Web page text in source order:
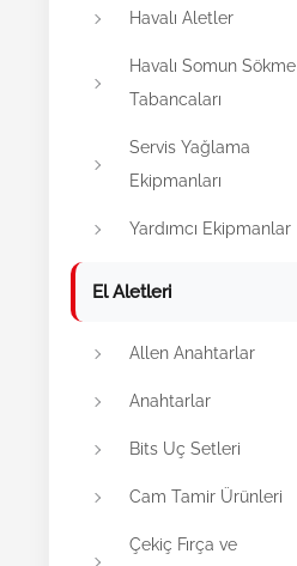
Havalı Aletler
Havalı Somun Sökme
Tabancaları
Servis Yağlama
Ekipmanları
Yardımcı Ekipmanlar
El Aletleri
Allen Anahtarlar
Anahtarlar
Bits Uç Setleri
Cam Tamir Ürünleri
Çekiç Fırça ve